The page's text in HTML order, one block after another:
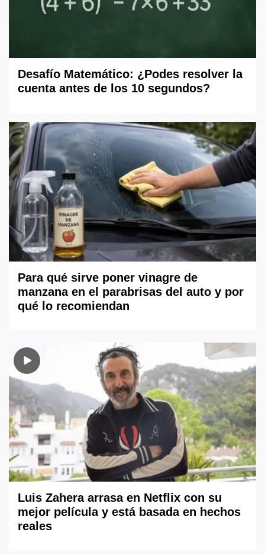
Desafío Matemático: ¿Podes resolver la
cuenta antes de los 10 segundos?
Para qué sirve poner vinagre de
manzana en el parabrisas del auto y por
qué lo recomiendan
Luis Zahera arrasa en Netflix con su
mejor película y está basada en hechos
reales